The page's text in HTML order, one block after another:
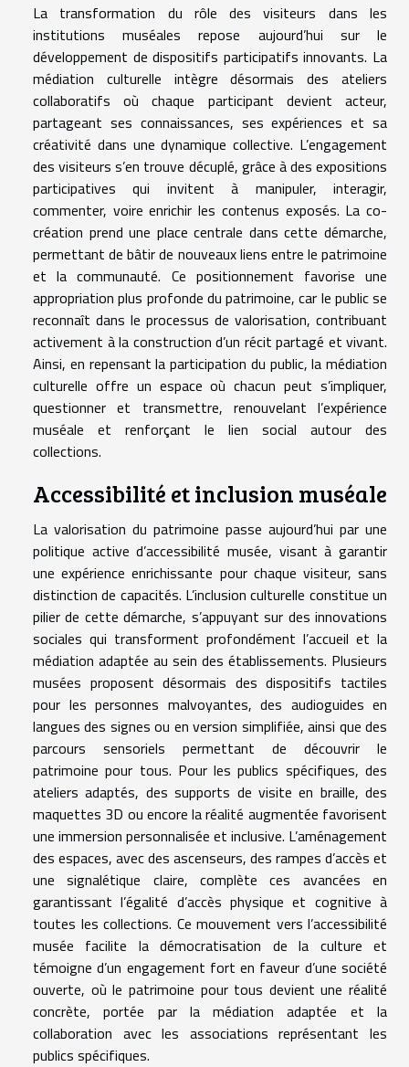
La transformation du rôle des visiteurs dans les
institutions muséales repose aujourd’hui sur le
développement de dispositifs participatifs innovants. La
médiation culturelle intègre désormais des ateliers
collaboratifs où chaque participant devient acteur,
partageant ses connaissances, ses expériences et sa
créativité dans une dynamique collective. L’engagement
des visiteurs s’en trouve décuplé, grâce à des expositions
participatives qui invitent à manipuler, interagir,
commenter, voire enrichir les contenus exposés. La co-
création prend une place centrale dans cette démarche,
permettant de bâtir de nouveaux liens entre le patrimoine
et la communauté. Ce positionnement favorise une
appropriation plus profonde du patrimoine, car le public se
reconnaît dans le processus de valorisation, contribuant
activement à la construction d’un récit partagé et vivant.
Ainsi, en repensant la participation du public, la médiation
culturelle offre un espace où chacun peut s’impliquer,
questionner et transmettre, renouvelant l’expérience
muséale et renforçant le lien social autour des
collections.
Accessibilité et inclusion muséale
La valorisation du patrimoine passe aujourd’hui par une
politique active d’accessibilité musée, visant à garantir
une expérience enrichissante pour chaque visiteur, sans
distinction de capacités. L’inclusion culturelle constitue un
pilier de cette démarche, s’appuyant sur des innovations
sociales qui transforment profondément l’accueil et la
médiation adaptée au sein des établissements. Plusieurs
musées proposent désormais des dispositifs tactiles
pour les personnes malvoyantes, des audioguides en
langues des signes ou en version simplifiée, ainsi que des
parcours sensoriels permettant de découvrir le
patrimoine pour tous. Pour les publics spécifiques, des
ateliers adaptés, des supports de visite en braille, des
maquettes 3D ou encore la réalité augmentée favorisent
une immersion personnalisée et inclusive. L’aménagement
des espaces, avec des ascenseurs, des rampes d’accès et
une signalétique claire, complète ces avancées en
garantissant l’égalité d’accès physique et cognitive à
toutes les collections. Ce mouvement vers l’accessibilité
musée facilite la démocratisation de la culture et
témoigne d’un engagement fort en faveur d’une société
ouverte, où le patrimoine pour tous devient une réalité
concrète, portée par la médiation adaptée et la
collaboration avec les associations représentant les
publics spécifiques.